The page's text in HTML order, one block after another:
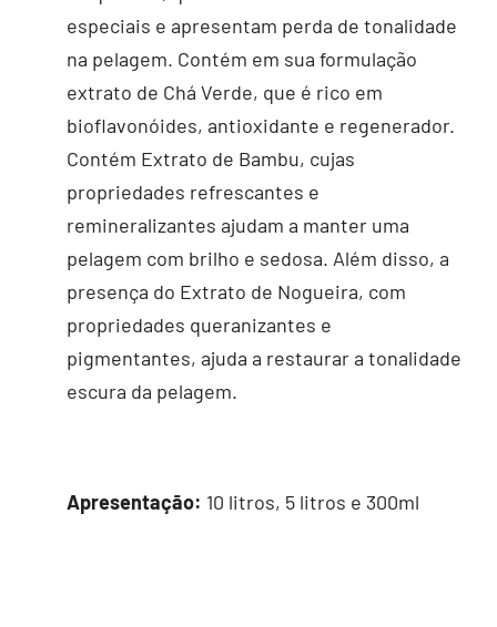
especiais e apresentam perda de tonalidade
na pelagem. Contém em sua formulação
extrato de Chá Verde, que é rico em
bioflavonóides, antioxidante e regenerador.
Contém Extrato de Bambu, cujas
propriedades refrescantes e
remineralizantes ajudam a manter uma
pelagem com brilho e sedosa. Além disso, a
presença do Extrato de Nogueira, com
propriedades queranizantes e
pigmentantes, ajuda a restaurar a tonalidade
escura da pelagem.
Apresentação: 10 litros, 5 litros e 300ml